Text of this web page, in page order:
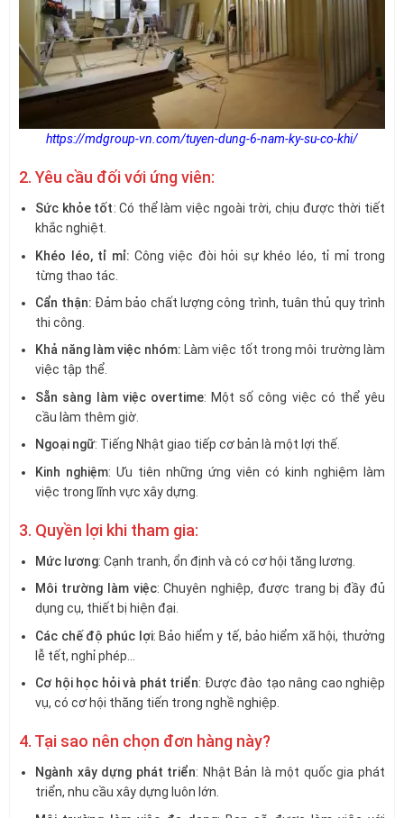
https://mdgroup-vn.com/tuyen-dung-6-nam-ky-su-co-khi/
2. Yêu cầu đối với ứng viên:
Sức khỏe tốt: Có thể làm việc ngoài trời, chịu được thời tiết
khắc nghiệt.
Khéo léo, tỉ mỉ: Công việc đòi hỏi sự khéo léo, tỉ mỉ trong
từng thao tác.
Cẩn thận: Đảm bảo chất lượng công trình, tuân thủ quy trình
thi công.
Khả năng làm việc nhóm: Làm việc tốt trong môi trường làm
việc tập thể.
Sẵn sàng làm việc overtime: Một số công việc có thể yêu
cầu làm thêm giờ.
Ngoại ngữ: Tiếng Nhật giao tiếp cơ bản là một lợi thế.
Kinh nghiệm: Ưu tiên những ứng viên có kinh nghiệm làm
việc trong lĩnh vực xây dựng.
3. Quyền lợi khi tham gia:
Mức lương: Cạnh tranh, ổn định và có cơ hội tăng lương.
Môi trường làm việc: Chuyên nghiệp, được trang bị đầy đủ
dụng cụ, thiết bị hiện đại.
Các chế độ phúc lợi: Bảo hiểm y tế, bảo hiểm xã hội, thưởng
lễ tết, nghỉ phép…
Cơ hội học hỏi và phát triển: Được đào tạo nâng cao nghiệp
vụ, có cơ hội thăng tiến trong nghề nghiệp.
4. Tại sao nên chọn đơn hàng này?
Ngành xây dựng phát triển: Nhật Bản là một quốc gia phát
triển, nhu cầu xây dựng luôn lớn.